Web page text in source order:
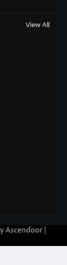
View All
Ascendoor